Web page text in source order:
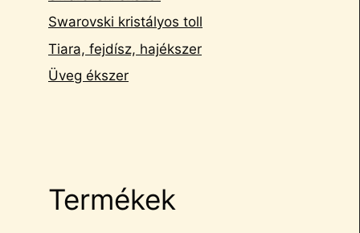
Swarovski kristályos toll
Tiara, fejdísz, hajékszer
Üveg ékszer
Termékek